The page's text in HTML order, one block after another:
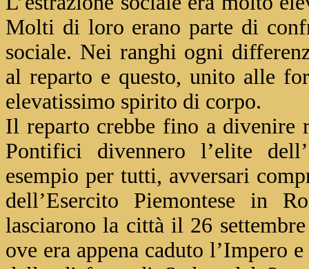
Molti di loro erano parte di
sociale. Nei ranghi ogni
al reparto e questo, unito alle
elevatissimo spirito di corpo.
Il reparto crebbe fino a divenire
Pontifici divennero l’elite
esempio per tutti, avversari
dell’Esercito Piemontese in
lasciarono la città il 26
ove era appena caduto l’Impero